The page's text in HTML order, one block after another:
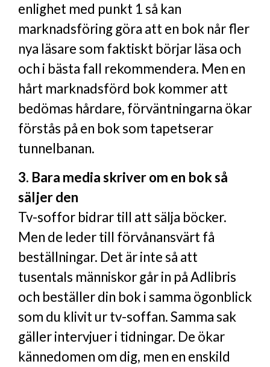
enlighet med punkt 1 så kan
marknadsföring göra att en bok når fler
nya läsare som faktiskt börjar läsa och
och i bästa fall rekommendera. Men en
hårt marknadsförd bok kommer att
bedömas hårdare, förväntningarna ökar
förstås på en bok som tapetserar
tunnelbanan.
3. Bara media skriver om en bok så
säljer den
Tv-soffor bidrar till att sälja böcker.
Men de leder till förvånansvärt få
beställningar. Det är inte så att
tusentals människor går in på Adlibris
och beställer din bok i samma ögonblick
som du klivit ur tv-soffan. Samma sak
gäller intervjuer i tidningar. De ökar
kännedomen om dig, men en enskild